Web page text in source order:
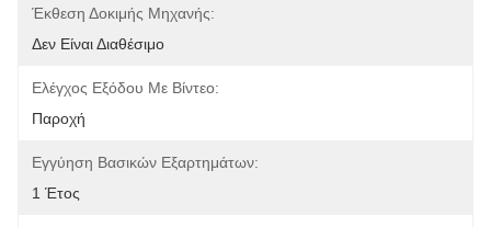
Έκθεση Δοκιμής Μηχανής:
Δεν Είναι Διαθέσιμο
Ελέγχος Εξόδου Με Βίντεο:
Παροχή
Εγγύηση Βασικών Εξαρτημάτων:
1 Έτος